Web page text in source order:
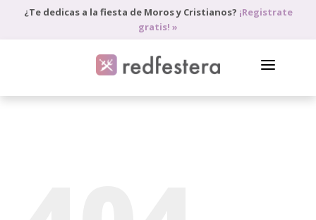
¿Te dedicas a la fiesta de Moros y Cristianos? ¡Registrate
gratis! »